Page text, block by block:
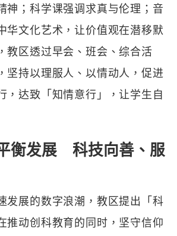
神；科学课强调求真与伦理；音
华文化艺术，让价值观在潜移默
教区透过早会、班会、综合活
坚持以理服人、以情动人，促进
，达致「知情意行」，让学生自
衡发展 科技向善、服
发展的数字浪潮，教区提出「科
推动创科教育的同时，坚守信仰